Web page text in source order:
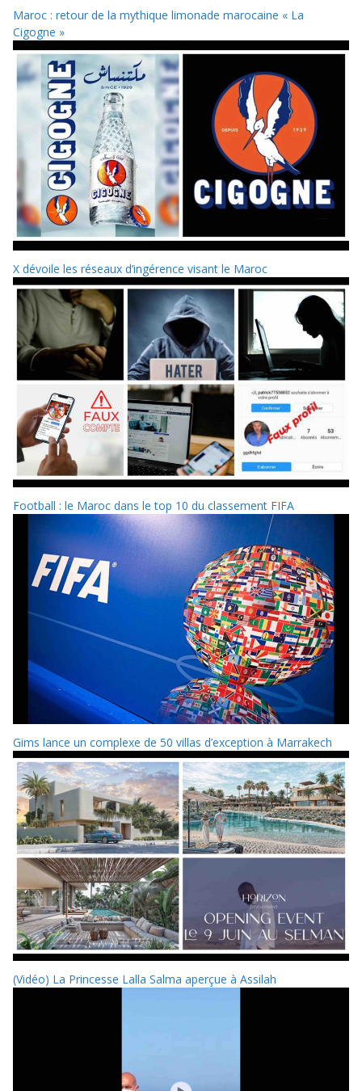
Maroc : retour de la mythique limonade marocaine « La
Cigogne »
X dévoile les réseaux d’ingérence visant le Maroc
Football : le Maroc dans le top 10 du classement FIFA
Gims lance un complexe de 50 villas d’exception à Marrakech
(Vidéo) La Princesse Lalla Salma aperçue à Assilah